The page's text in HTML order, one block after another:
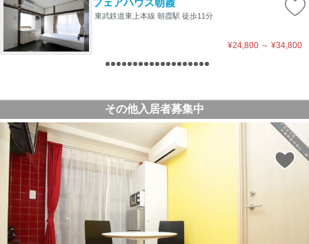
フェアハウス朝霞
¥24,800 ～ ¥34,800
東武鉄道東上本線 朝霞駅 徒歩11分
その他入居者募集中